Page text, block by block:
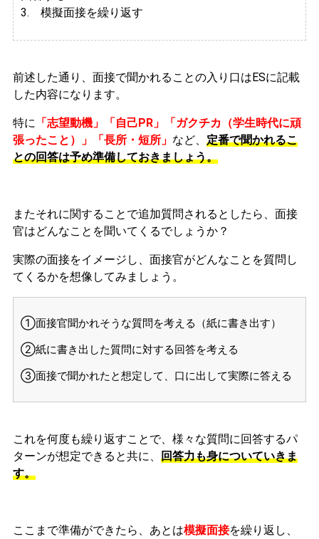
3. 模擬面接を繰り返す
前述した通り、面接で聞かれることの入り口はESに記載
した内容になります。
特に 「志望動機」「自己PR」「ガクチカ（学生時代に頑
張ったこと）」「長所・短所」 など、 定番で聞かれるこ
との回答は予め準備しておきましょう。
またそれに関することで追加質問されるとしたら、面接
官はどんなことを聞いてくるでしょうか？
実際の面接をイメージし、面接官がどんなことを質問し
てくるかを想像してみましょう。
①面接官聞かれそうな質問を考える（紙に書き出す）
②紙に書き出した質問に対する回答を考える
③面接で聞かれたと想定して、口に出して実際に答える
これを何度も繰り返すことで、様々な質問に回答するパ
ターンが想定できると共に、 回答力も身についていきま
す。
ここまで準備ができたら、あとは模擬面接を繰り返し、